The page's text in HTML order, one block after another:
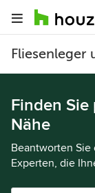
Fliesenleger
Finden Sie
Nähe
Beantworten
Experten, die